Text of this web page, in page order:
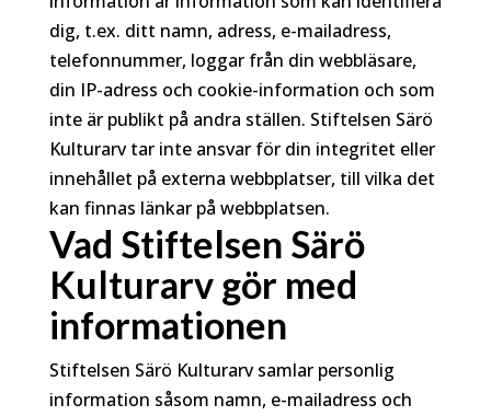
dig, t.ex. ditt namn, adress, e-mailadress,
telefonnummer, loggar från din webbläsare,
din IP-adress och cookie-information och som
inte är publikt på andra ställen. Stiftelsen Särö
Kulturarv tar inte ansvar för din integritet eller
innehållet på externa webbplatser, till vilka det
kan finnas länkar på webbplatsen.
Vad Stiftelsen Särö
Kulturarv gör med
informationen
Stiftelsen Särö Kulturarv samlar personlig
information såsom namn, e-mailadress och